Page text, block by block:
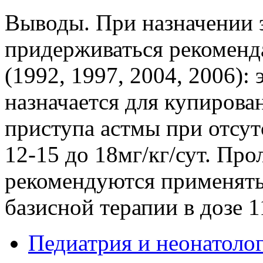
Выводы. При назначении
придерживаться
(1992, 1997, 2004, 2006):
назначается для
приступа астмы при
12-15 до 18мг/кг/сут.
рекомендуются
базисной терапии в дозе
Педиатрия и